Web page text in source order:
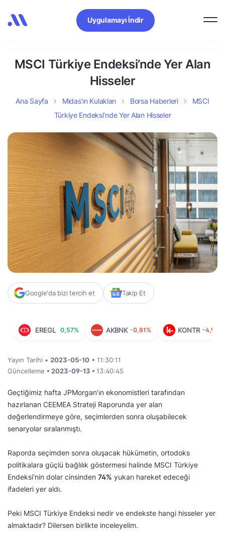
Uygulamayı İndir
MSCI Türkiye Endeksi’nde Yer Alan
Hisseler
Ana Sayfa Midas’ın Kulakları Borsa Haberleri
MSCI
Türkiye Endeksi’nde Yer Alan Hisseler
Google'da bizi tercih et Takip Et
EREGL 0,57% AKBNK -0,81% KONTR -4,95%
Yayın Tarihi • 2023-05-10 • 11:30:11
Güncelleme • 2023-09-13 • 13:40:45
Geçtiğimiz hafta JPMorgan’ın ekonomistleri tarafından
hazırlanan CEEMEA Strateji Raporunda yer alan
değerlendirmeye göre, seçimlerden sonra oluşabilecek
senaryolar sıralanmıştı.
Raporda seçimden sonra oluşacak hükümetin, ortodoks
politikalara güçlü bağlılık göstermesi halinde MSCI Türkiye
Endeksi’nin dolar cinsinden 74% yukarı hareket edeceği
ifadeleri yer aldı.
Peki MSCI Türkiye Endeksi nedir ve endekste hangi hisseler yer
almaktadır? Dilersen birlikte inceleyelim.